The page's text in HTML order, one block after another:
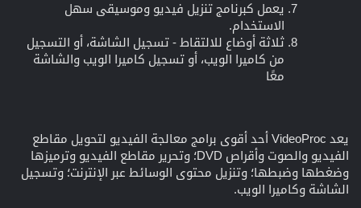
يعمل كبرنامج تنزيل فيديو وموسيقى سهل
الاستخدام.
ثلاثة أوضاع للالتقاط - تسجيل الشاشة، أو التسجيل
من كاميرا الويب، أو تسجيل كاميرا الويب والشاشة
معًا
يعد VideoProc أحد أقوى برامج معالجة الفيديو لتحويل مقاطع
الفيديو والصوت وأقراص DVD؛ وتحرير مقاطع الفيديو وترميزها
وضغطها وضبطها؛ وتنزيل محتوى الوسائط عبر الإنترنت؛ وتسجيل
الشاشة وكاميرا الويب.